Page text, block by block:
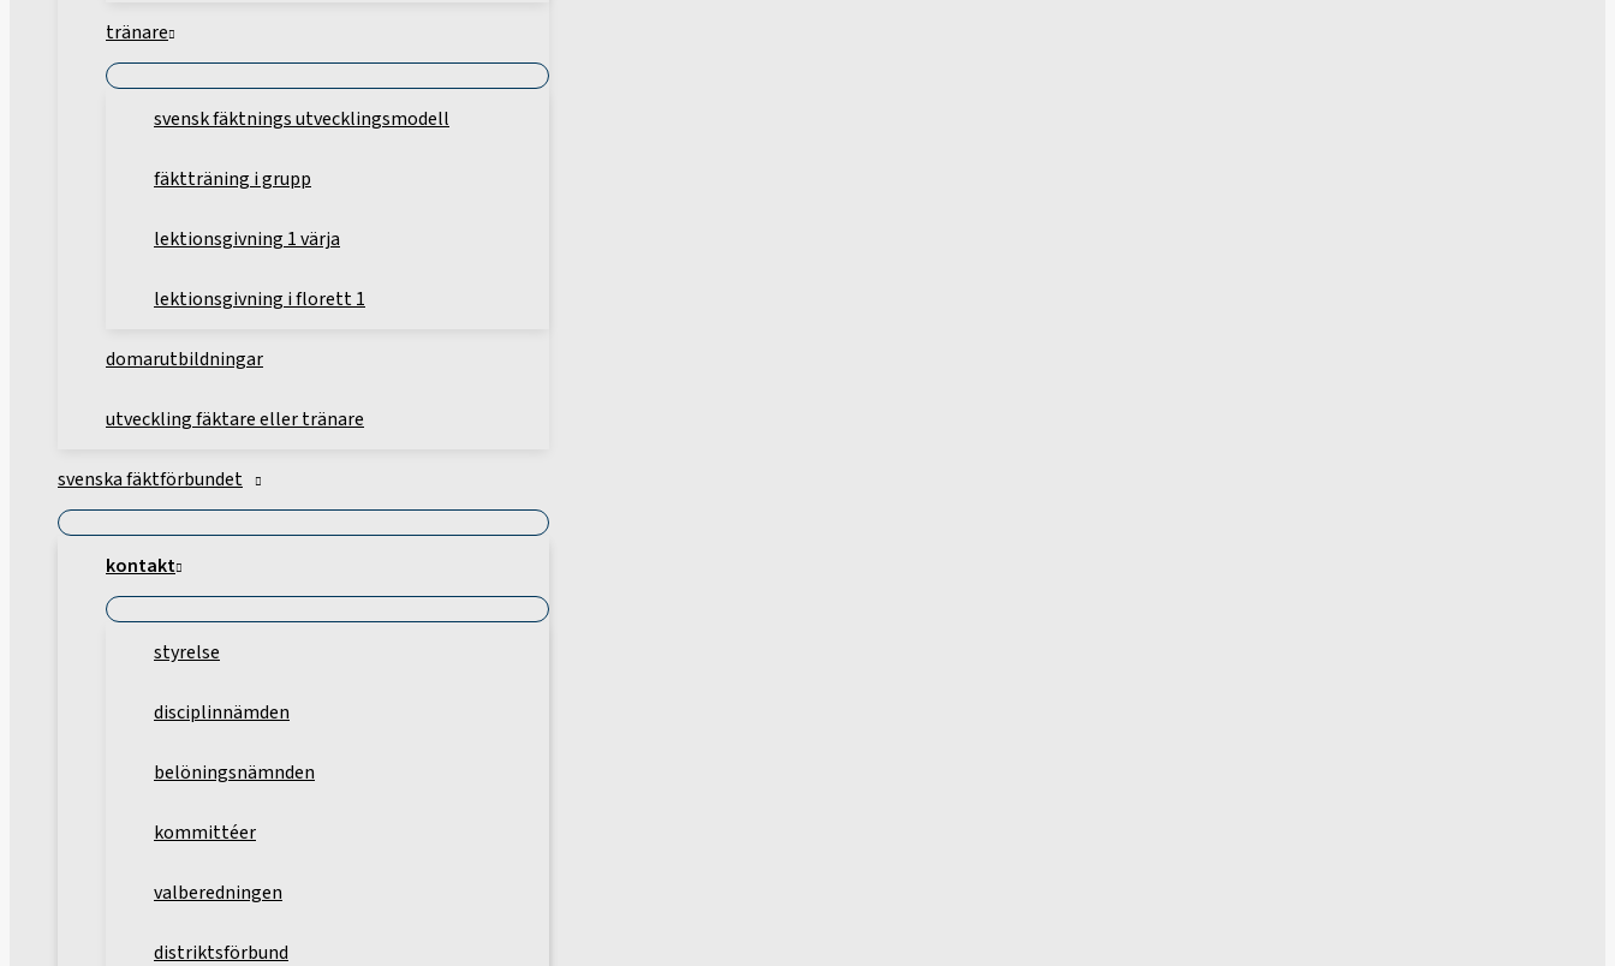
tränare
svensk fäktnings utvecklingsmodell
fäktträning i grupp
lektionsgivning 1 värja
lektionsgivning i florett 1
domarutbildningar
utveckling fäktare eller tränare
svenska fäktförbundet
kontakt
styrelse
disciplinnämden
belöningsnämnden
kommittéer
valberedningen
distriktsförbund